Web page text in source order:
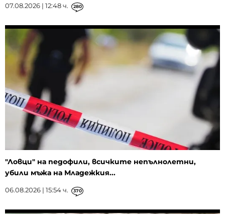
07.08.2026 | 12:48 ч. 280
"Ловци" на педофили, всичките непълнолетни,
убили мъжа на Младежкия...
06.08.2026 | 15:54 ч. 370